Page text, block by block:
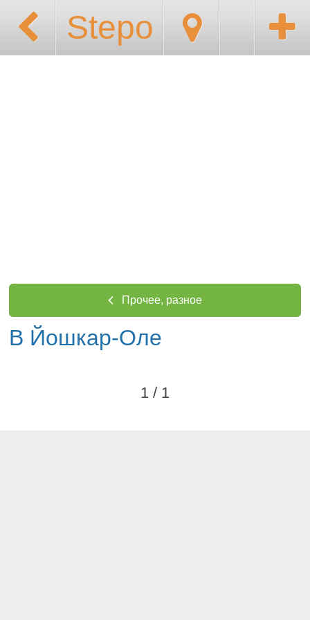
Stepo
Прочее, разное
В Йошкар-Оле
1 / 1